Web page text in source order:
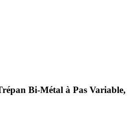
Bi-Métal à Pas Variable,